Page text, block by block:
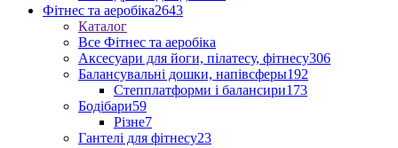
Фітнес та аеробіка2643
Каталог
Все Фітнес та аеробіка
Аксесуари для йоги, пілатесу, фітнесу306
Балансувальні дошки, напівсферы192
Степплатформи і балансири173
Бодібари59
Різне7
Гантелі для фітнесу23